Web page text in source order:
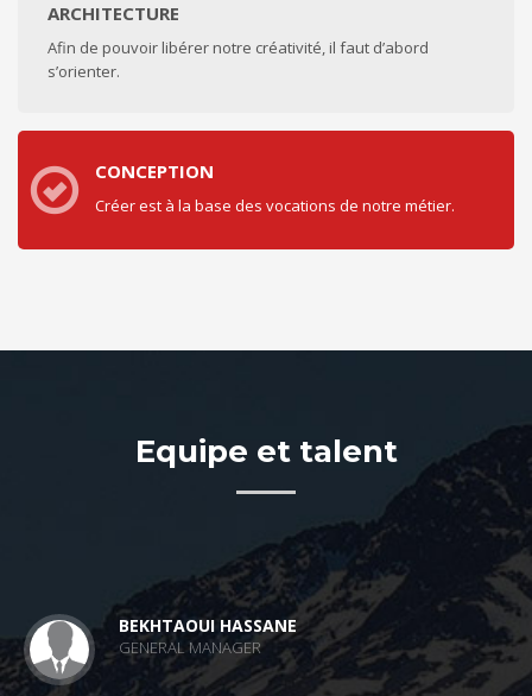
ARCHITECTURE
Afin de pouvoir libérer notre créativité, il faut d’abord
s’orienter.
CONCEPTION
Créer est à la base des vocations de notre métier.
Equipe et talent
BEKHTAOUI HASSANE
GENERAL MANAGER